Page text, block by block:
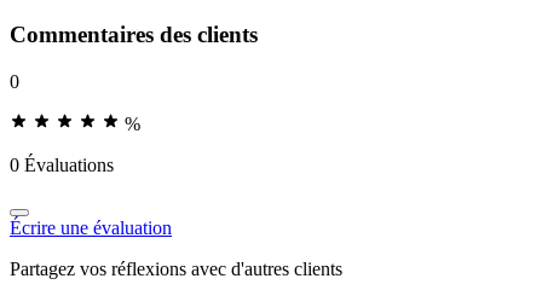
Commentaires des clients
0
%
0 Évaluations
Écrire une évaluation
Partagez vos réflexions avec d'autres clients